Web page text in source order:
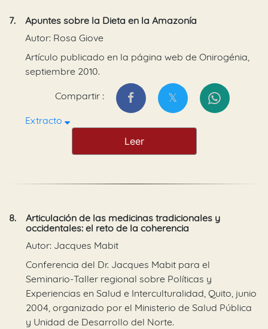
7.
Apuntes sobre la Dieta en la Amazonía
Autor: Rosa Giove
Artículo publicado en la página web de Onirogénia,
septiembre 2010.
Compartir :
Extracto
Leer
8.
Articulación de las medicinas tradicionales y
occidentales: el reto de la coherencia
Autor: Jacques Mabit
Conferencia del Dr. Jacques Mabit para el
Seminario-Taller regional sobre Políticas y
Experiencias en Salud e Interculturalidad, Quito, junio
2004, organizado por el Ministerio de Salud Pública
y Unidad de Desarrollo del Norte.